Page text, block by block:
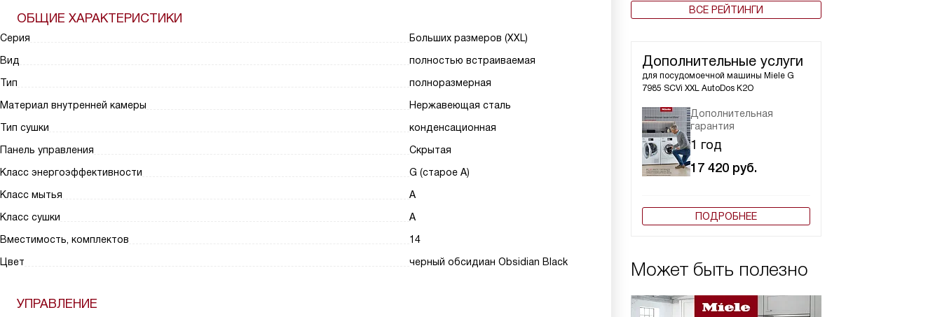
ВСЕ РЕЙТИНГИ
Дополнительные услуги
для посудомоечной машины Miele G
7985 SCVi XXL AutoDos K2O
Дополнительная
гарантия
1 год
17 420 руб.
ПОДРОБНЕЕ
Может быть полезно
ОБЩИЕ ХАРАКТЕРИСТИКИ
Серия
Больших размеров (XXL)
Вид
полностью встраиваемая
Тип
полноразмерная
Материал внутренней камеры
Нержавеющая сталь
Тип сушки
конденсационная
Панель управления
Скрытая
Класс энергоэффективности
G (старое A)
Класс мытья
A
Класс сушки
A
Вместимость, комплектов
14
Цвет
черный обсидиан Obsidian Black
УПРАВЛЕНИЕ